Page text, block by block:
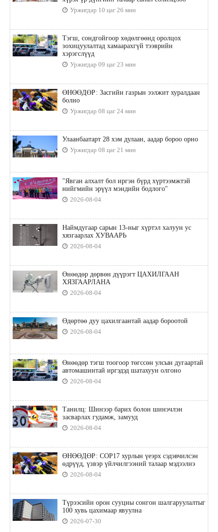
Уржигдар 10 цаг 26 мин
Тэгш, сондгойгоор хөдөлгөөнд оролцох
зохицуулалтад хамаарахгүй тээврийн
хэрэгслүүд
Уржигдар 09 цаг 23 мин
ӨНӨӨДӨР: Засгийн газрын ээлжит хуралдаан
болно
Уржигдар 08 цаг 24 мин
Улаанбаатарт 28 хэм дулаан, аадар бороо орно
Уржигдар 08 цаг 21 мин
"Явган алхалт бол иргэн бүрд хүртээмжтэй
нийгмийн эрүүл мэндийн бодлого"
2026-08-04
Наймдугаар сарын 13-ныг хүртэл халуун ус
хязгаарлах ХУВААРЬ
2026-08-04
Өнөөдөр дөрвөн дүүрэгт ЦАХИЛГААН
ХЯЗГААРЛАНА
2026-08-04
Өдөртөө дуу цахилгаантай аадар бороотой
2026-08-04
Өнөөдөр тэгш тоогоор төгссөн улсын дугаартай
автомашинтай иргэдэд шатахуун олгоно
2026-08-04
Танилц: Шинээр барих болон шинэчлэн
засварлах гудамж, замууд
2026-08-04
ӨНӨӨДӨР: COP17 хурлын үеэрх сэдэвчилсэн
өдрүүд, үзвэр үйлчилгээний талаар мэдээлнэ
2026-08-04
Түрээсийн орон сууцны сонгон шалгаруулалтыг
100 хувь цахимаар явуулна
2026-07-30